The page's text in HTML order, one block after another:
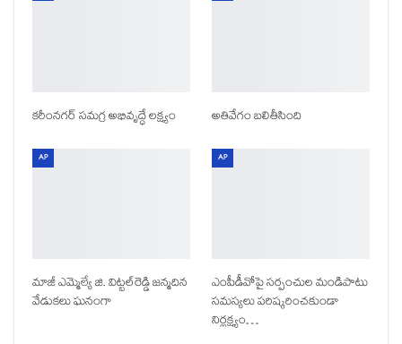
కరీంనగర్ సమగ్ర అభివృద్ధే లక్ష్యం అతివేగం బలితీసింది
AP
మాజీ ఎమ్మెల్యే జి. విట్టల్‌రెడ్డి జన్మదిన
వేడుకలు ఘనంగా
AP
ఎంపీడీవోపై సర్పంచుల మండిపాటు
సమస్యలు పరిష్కరించకుండా
నిర్లక్ష్యం…